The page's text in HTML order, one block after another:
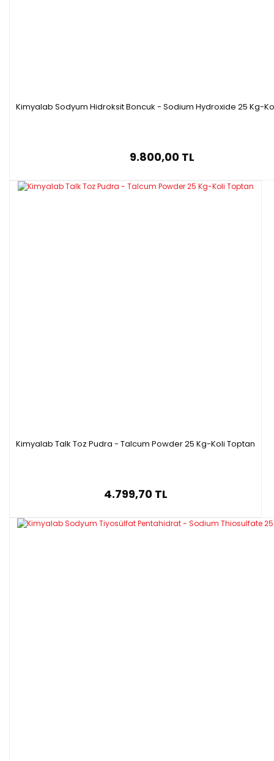
Kimyalab Sodyum Hidroksit Boncuk - Sodium Hydroxide 25 Kg-
9.800,00 TL
Kimyalab Talk Toz Pudra - Talcum Powder 25 Kg-Koli Toptan
4.799,70 TL